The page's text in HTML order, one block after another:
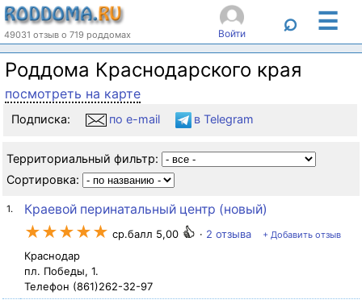
49031 отзыв о 719 роддомах Войти ⌕ ☰
Роддома Краснодарского края
посмотреть на карте
Подписка: по e-mail в Telegram
Территориальный фильтр:
Сортировка:
1. Краевой перинатальный центр (новый)
★★★★★ ср.балл 5,00 · 2 отзыва + Добавить отзыв
Краснодар
пл. Победы, 1.
Телефон (861)262-32-97